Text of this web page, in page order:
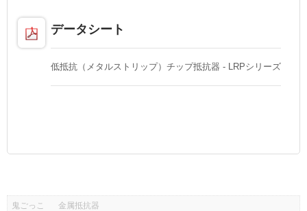
データシート
低抵抗（メタルストリップ）チップ抵抗器 - LRPシリーズ
鬼ごっこ 金属抵抗器